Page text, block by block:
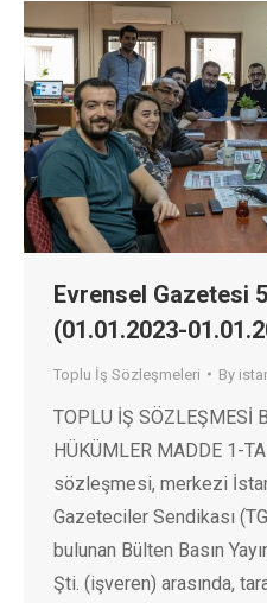
Evrensel Gazetesi
(01.01.2023-
Toplu İş Sözleşmeleri By
TOPLU İŞ SÖZLEŞMESİ
HÜKÜMLER MADDE 1-
sözleşmesi, merkezi
Gazeteciler Sendikası
bulunan Bülten Basın
Şti. (işveren) arasında,